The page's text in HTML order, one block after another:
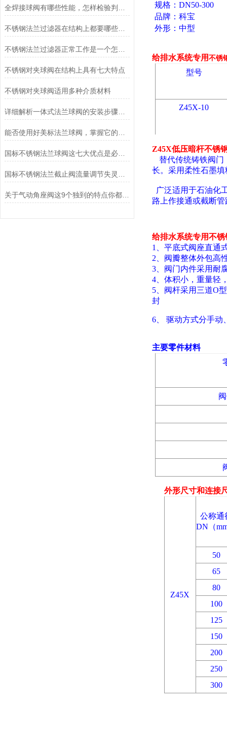
不锈钢法兰过滤器在结构上都要哪些特点？
不锈钢对夹球阀在结构上具有七大特点
不锈钢对夹球阀适用多种介质材料
国标不锈钢法兰球阀这七大优点是必须要掌握的
关于气动角座阀这9个独到的特点你都清楚吗？
规格：DN50-300
品牌：科宝
外形：中型
给排水系统专用不锈
型号
Z45X-10
Z45X低压暗杆不锈
替代传统铸铁阀
长。采用柔性石墨
广泛适用于石油化
路上作接通或截断
给排水系统专用不锈
1、平底式阀座直通
2、阀瓣整体外包高
3、阀门内件采用耐
4、体积小，重量轻
5、阀杆采用三道O
封
6 驱动方式分手动
主要零件材料
外形尺寸和连接
Z45X
公称通
DN（
50
65
80
100
125
150
200
250
300